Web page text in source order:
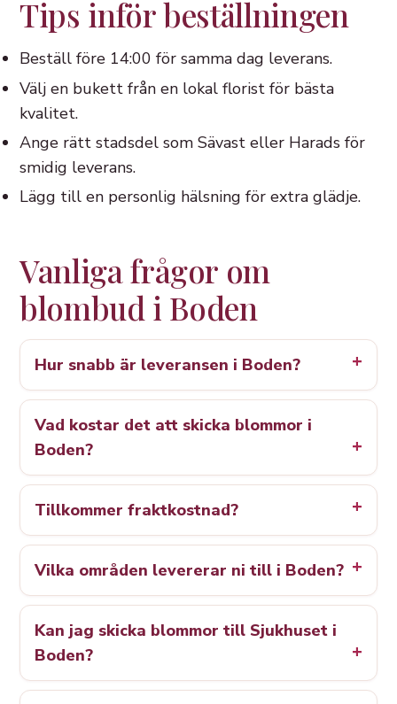
Tips inför beställningen
Beställ före 14:00 för samma dag leverans.
Välj en bukett från en lokal florist för bästa
kvalitet.
Ange rätt stadsdel som Sävast eller Harads för
smidig leverans.
Lägg till en personlig hälsning för extra glädje.
Vanliga frågor om
blombud i Boden
Hur snabb är leveransen i Boden?
Vad kostar det att skicka blommor i
Boden?
Tillkommer fraktkostnad?
Vilka områden levererar ni till i Boden?
Kan jag skicka blommor till Sjukhuset i
Boden?